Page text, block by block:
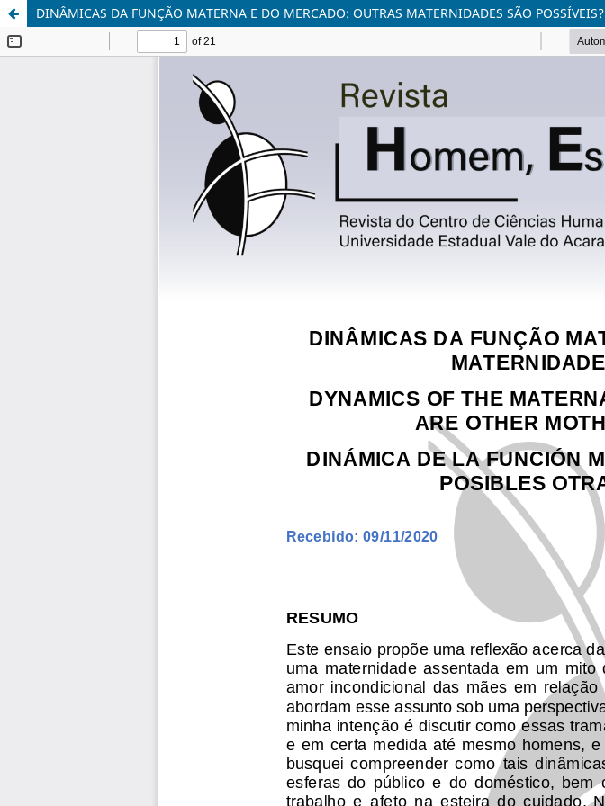
DINÂMICAS DA FUNÇÃO MATERNA E DO MERCADO: OUTRAS MATERNIDADES SÃO POSSÍVEIS?